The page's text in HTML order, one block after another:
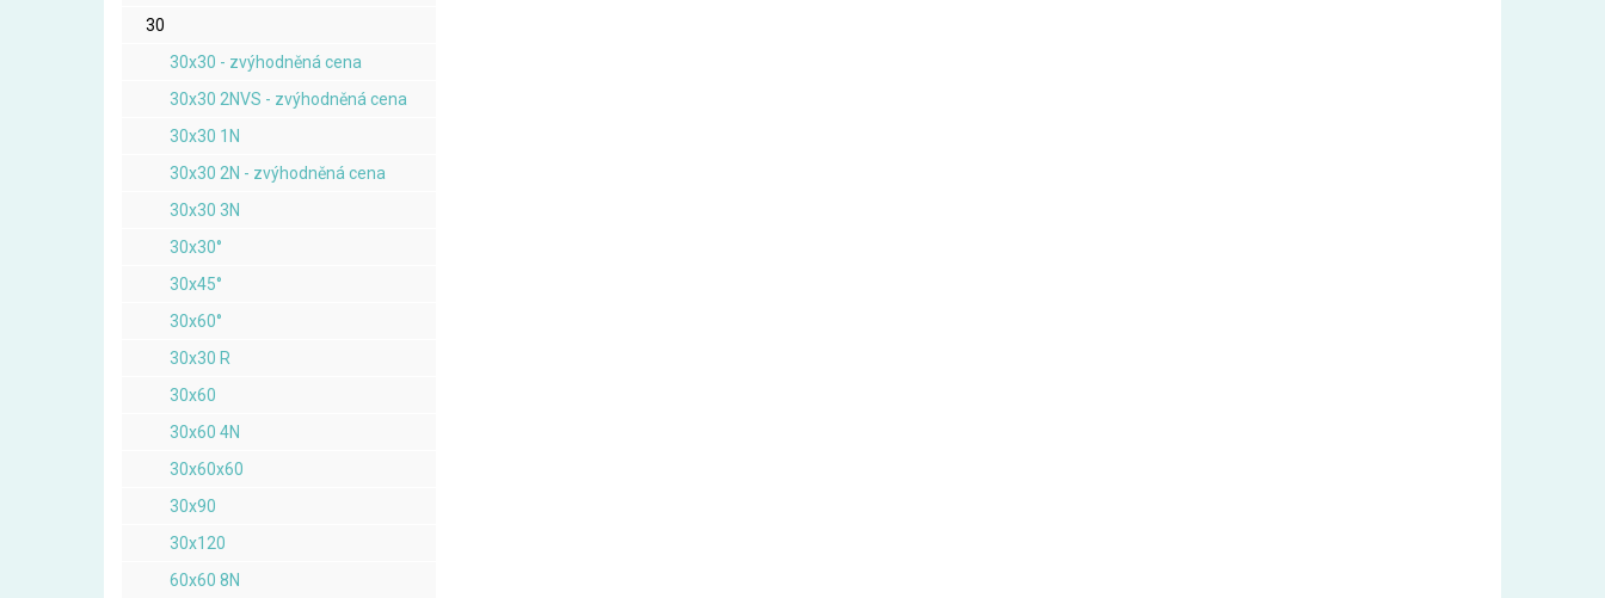
30
30x30 - zvýhodněná cena
30x30 2NVS - zvýhodněná cena
30x30 1N
30x30 2N - zvýhodněná cena
30x30 3N
30x30°
30x45°
30x60°
30x30 R
30x60
30x60 4N
30x60x60
30x90
30x120
60x60 8N